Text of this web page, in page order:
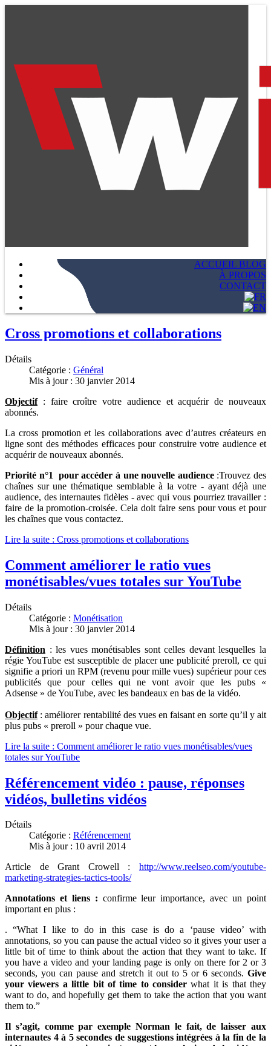
ACCUEIL BLOG
À PROPOS
CONTACT
Cross promotions et collaborations
Détails
Catégorie : Général
Mis à jour : 30 janvier 2014
Objectif: faire croître votre audience et acquérir de nouveaux
abonnés.
La cross promotion et les collaborations avec d’autres créateurs en
ligne sont des méthodes efficaces pour construire votre audience et
acquérir de nouveaux abonnés.
Priorité n°1 pour accéder à une nouvelle audience:Trouvez des
chaînes sur une thématique semblable à la votre - ayant déjà une
audience, des internautes fidèles - avec qui vous pourriez travailler :
faire de la promotion-croisée. Cela doit faire sens pour vous et pour
les chaînes que vous contactez.
Lire la suite : Cross promotions et collaborations
Comment améliorer le ratio vues
monétisables/vues totales sur YouTube
Détails
Catégorie : Monétisation
Mis à jour : 30 janvier 2014
Définition : les vues monétisables sont celles devant lesquelles la
régie YouTube est susceptible de placer une publicité preroll, ce qui
signifie a priori un RPM (revenu pour mille vues) supérieur pour ces
publicités que pour celles qui ne vont avoir que les pubs «
Adsense » de YouTube, avec les bandeaux en bas de la vidéo.
Objectif: améliorer rentabilité des vues en faisant en sorte qu’il y ait
plus pubs « preroll » pour chaque vue.
Lire la suite : Comment améliorer le ratio vues monétisables/vues
totales sur YouTube
Référencement vidéo : pause, réponses
vidéos, bulletins vidéos
Détails
Catégorie : Référencement
Mis à jour : 10 avril 2014
Article de Grant Crowell : http://www.reelseo.com/youtube-
marketing-strategies-tactics-tools/
Annotations et liens : confirme leur importance, avec un point
important en plus :
. “What I like to do in this case is do a ‘pause video’ with
annotations, so you can pause the actual video so it gives your user a
little bit of time to think about the action that they want to take. If
you have a video and your landing page is only on there for 2 or 3
seconds, you can pause and stretch it out to 5 or 6 seconds. Give
your viewers a little bit of time to consider what it is that they
want to do, and hopefully get them to take the action that you want
them to.”
Il s’agit, comme par exemple Norman le fait, de laisser aux
internautes 4 à 5 secondes de suggestions intégrées à la fin de la